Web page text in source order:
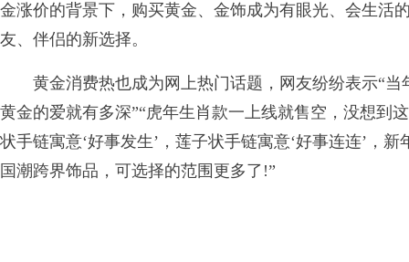
金涨价的背景下，购买黄金、金饰成为有眼光、会生活
友、伴侣的新选择。
黄金消费热也成为网上热门话题，网友纷纷表示“当
黄金的爱就有多深”“虎年生肖款一上线就售空，没想到
状手链寓意‘好事发生’，莲子状手链寓意‘好事连连’，
国潮跨界饰品，可选择的范围更多了!”